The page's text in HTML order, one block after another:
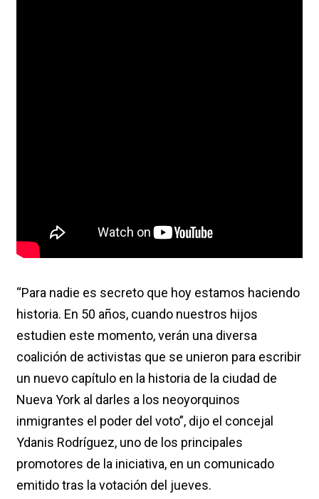
“Para nadie es secreto que hoy estamos haciendo
historia. En 50 años, cuando nuestros hijos
estudien este momento, verán una diversa
coalición de activistas que se unieron para escribir
un nuevo capítulo en la historia de la ciudad de
Nueva York al darles a los neoyorquinos
inmigrantes el poder del voto”, dijo el concejal
Ydanis Rodríguez, uno de los principales
promotores de la iniciativa, en un comunicado
emitido tras la votación del jueves.